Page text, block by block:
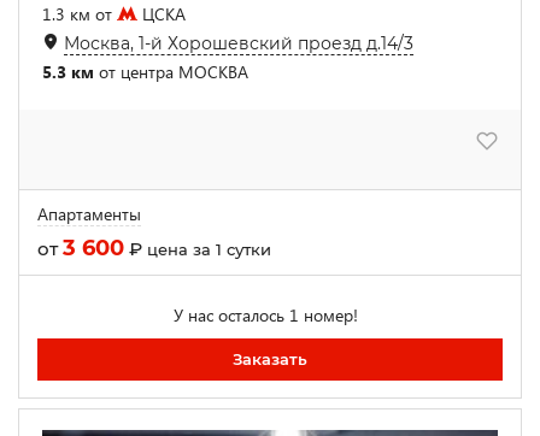
1.3 км от
ЦСКА
Москва, 1-й Хорошевский проезд д.14/3
5.3 км от центра МОСКВА
Апартаменты
от3 600 ₽ цена за 1 сутки
У нас осталось 1 номер!
Заказать